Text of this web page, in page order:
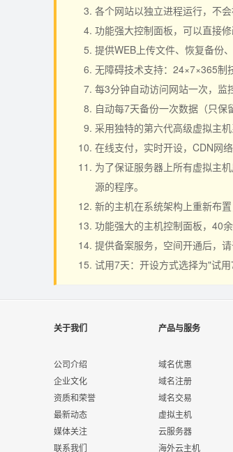
各个网站以独立进程运行，不
功能强大控制面板，可以直接
提供WEB上传文件、恢复备份
无障碍技术支持：24×7×365制
每3分钟自动访问网站一次，监
自动每7天备份一次数据（只保
采用独特的第六代高级虚拟主
在线支付，实时开设，CDN网
为了保证服务器上所有虚拟主
源的程序。
新的主机在系统架构上重新布
功能强大的主机控制面板，40
提供备案服务，空间开通后，请
试用7天：开设方式选择为"试用
关于我们
公司介绍
企业文化
资质和荣誉
最新动态
媒体关注
联系我们
产品与服务
域名优惠
域名注册
域名交易
虚拟主机
云服务器
海外云主机